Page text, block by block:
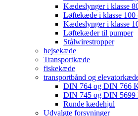
Kædeslynger i klasse
Løftekæde i klasse 100
Kædeslynger i klasse
Løftekæder til pumper
Stålwirestropper
hejsekæde
Transportkæde
fiskekæde
transportbånd og
DIN 764 og DIN 766
DIN 745 og DIN 5699
Runde kædehjul
Udvalgte forsyninger